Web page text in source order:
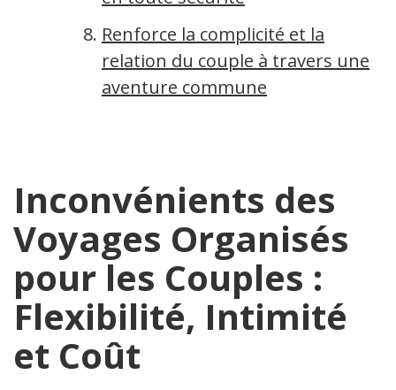
Renforce la complicité et la
relation du couple à travers une
aventure commune
Inconvénients des
Voyages Organisés
pour les Couples :
Flexibilité, Intimité
et Coût